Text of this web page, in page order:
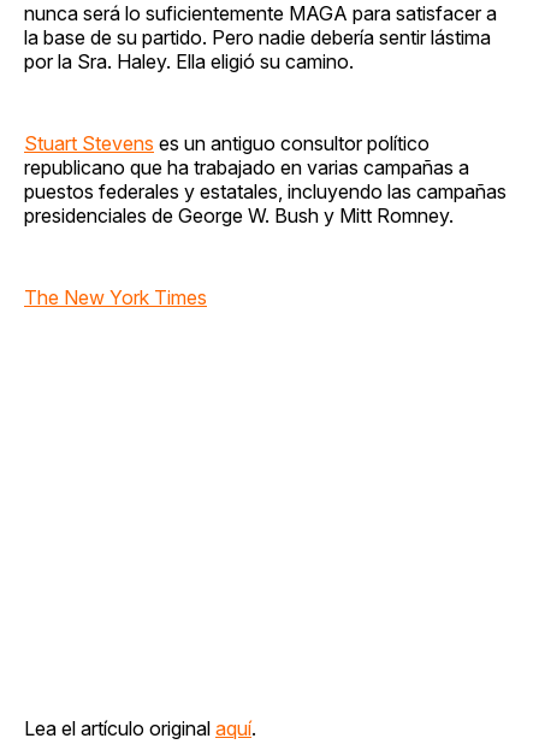
nunca será lo suficientemente MAGA para satisfacer a
la base de su partido. Pero nadie debería sentir lástima
por la Sra. Haley. Ella eligió su camino.
Stuart Stevens es un antiguo consultor político
republicano que ha trabajado en varias campañas a
puestos federales y estatales, incluyendo las campañas
presidenciales de George W. Bush y Mitt Romney.
The New York Times
Lea el artículo original aquí.